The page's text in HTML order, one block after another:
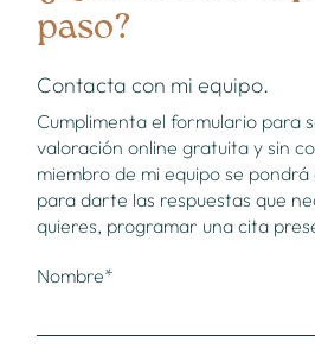
paso?
Contacta con mi equipo.
Cumplimenta el formulario para
valoración online gratuita y sin
miembro de mi equipo se
para darte las respuestas que
quieres, programar una cita
Nombre*